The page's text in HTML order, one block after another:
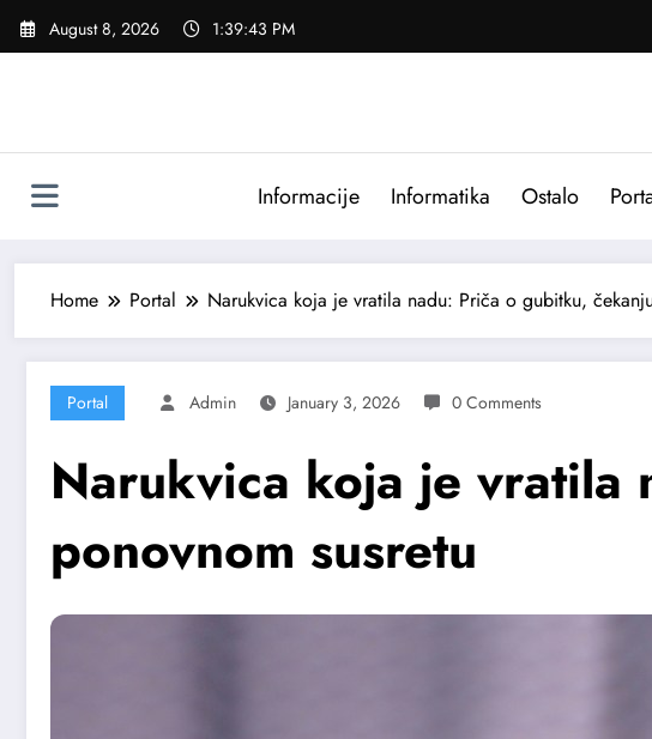
Skip
August 8, 2026 1:39:44 PM
Informacije Informatika Ostalo
Home Portal Narukvica koja je vratila nadu: Priča o gubitku,
Portal Admin January 3, 2026 0 Comments
Narukvica koja je vratila
ponovnom susretu